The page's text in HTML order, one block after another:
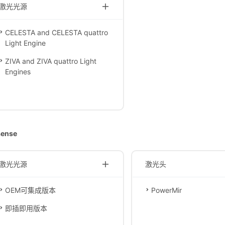
光光源
CELESTA and CELESTA quattro
Light Engine
ZIVA and ZIVA quattro Light
Engines
光光源
OEM可集成版本
即插即用版本
激光头
PowerMir